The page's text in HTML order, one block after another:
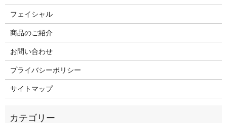
フェイシャル
商品のご紹介
お問い合わせ
プライバシーポリシー
サイトマップ